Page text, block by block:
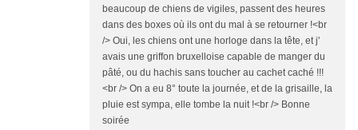
beaucoup de chiens de vigiles, passent des heures
dans des boxes où ils ont du mal à se retourner !<br
/> Oui, les chiens ont une horloge dans la tête, et j'
avais une griffon bruxelloise capable de manger du
pâté, ou du hachis sans toucher au cachet caché !!!
<br /> On a eu 8° toute la journée, et de la grisaille, la
pluie est sympa, elle tombe la nuit !<br /> Bonne
soirée